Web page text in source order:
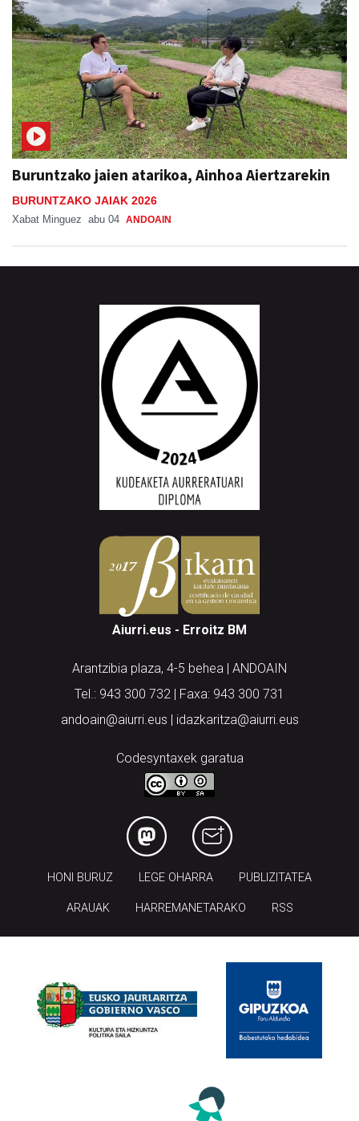
Buruntzako jaien atarikoa, Ainhoa Aiertzarekin
BURUNTZAKO JAIAK 2026
Xabat Minguez abu 04 ANDOAIN
Aiurri.eus - Erroitz BM
Arantzibia plaza, 4-5 behea | ANDOAIN
Tel.: 943 300 732 | Faxa: 943 300 731
andoain@aiurri.eus | idazkaritza@aiurri.eus
Codesyntaxek garatua
HONI BURUZ LEGE OHARRA PUBLIZITATEA
ARAUAK HARREMANETARAKO RSS